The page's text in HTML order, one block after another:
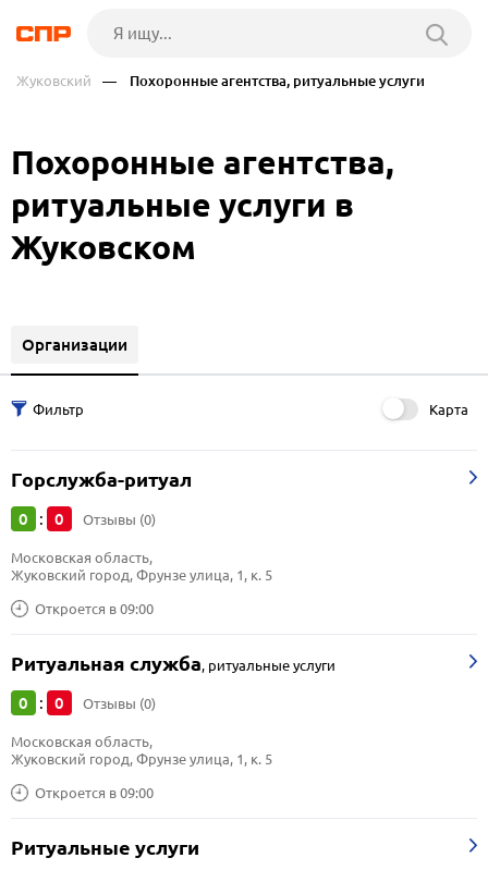
Жуковский — Похоронные агентства, ритуальные услуги
Похоронные агентства,
ритуальные услуги в
Жуковском
Организации
Карта
Горслужба-ритуал
0 : 0 Отзывы (0)
Откроется в 09:00
Московская область,
Жуковский город, Фрунзе улица, 1, к. 5
Ритуальная служба, ритуальные услуги
0 : 0 Отзывы (0)
Откроется в 09:00
Московская область,
Жуковский город, Фрунзе улица, 1, к. 5
Ритуальные услуги